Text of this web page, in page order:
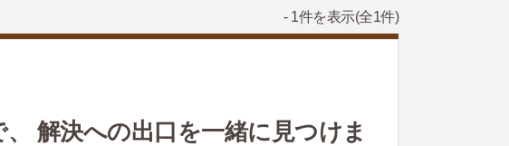
- 1件を表示(全1件)
解決への出口を一緒に見つけま